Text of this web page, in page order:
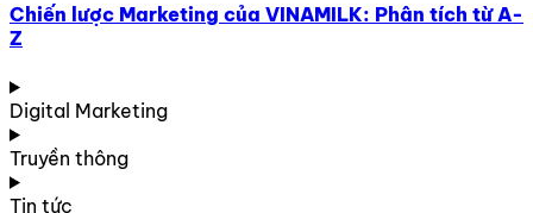
Chiến lược Marketing của VINAMILK: Phân tích từ A-
Z
Digital Marketing
Truyền thông
Tin tức